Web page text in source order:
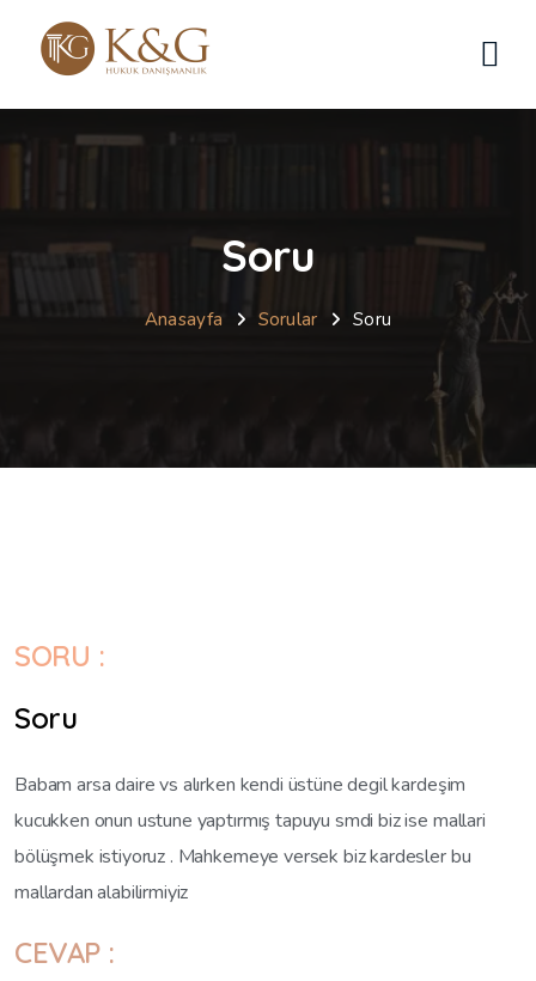
Soru
Anasayfa Sorular Soru
SORU :
Soru
Babam arsa daire vs alırken kendi üstüne degil kardeşim
kucukken onun ustune yaptırmış tapuyu smdi biz ise mallari
bölüşmek istiyoruz . Mahkemeye versek biz kardesler bu
mallardan alabilirmiyiz
CEVAP :